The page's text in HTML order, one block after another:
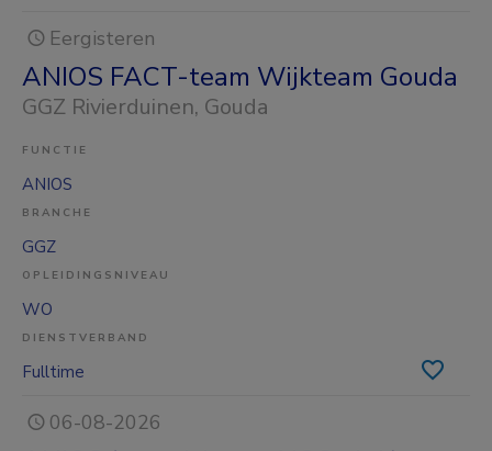
Eergisteren
ANIOS FACT-team Wijkteam Gouda
GGZ Rivierduinen, Gouda
FUNCTIE
ANIOS
BRANCHE
GGZ
OPLEIDINGSNIVEAU
WO
DIENSTVERBAND
Fulltime
06-08-2026